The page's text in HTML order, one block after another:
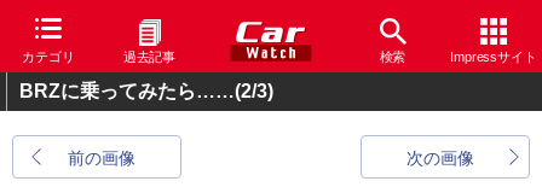
カテゴリ 過去記事 検索 Impressサイト
BRZに乗ってみたら……(2/3)
前の画像 次の画像